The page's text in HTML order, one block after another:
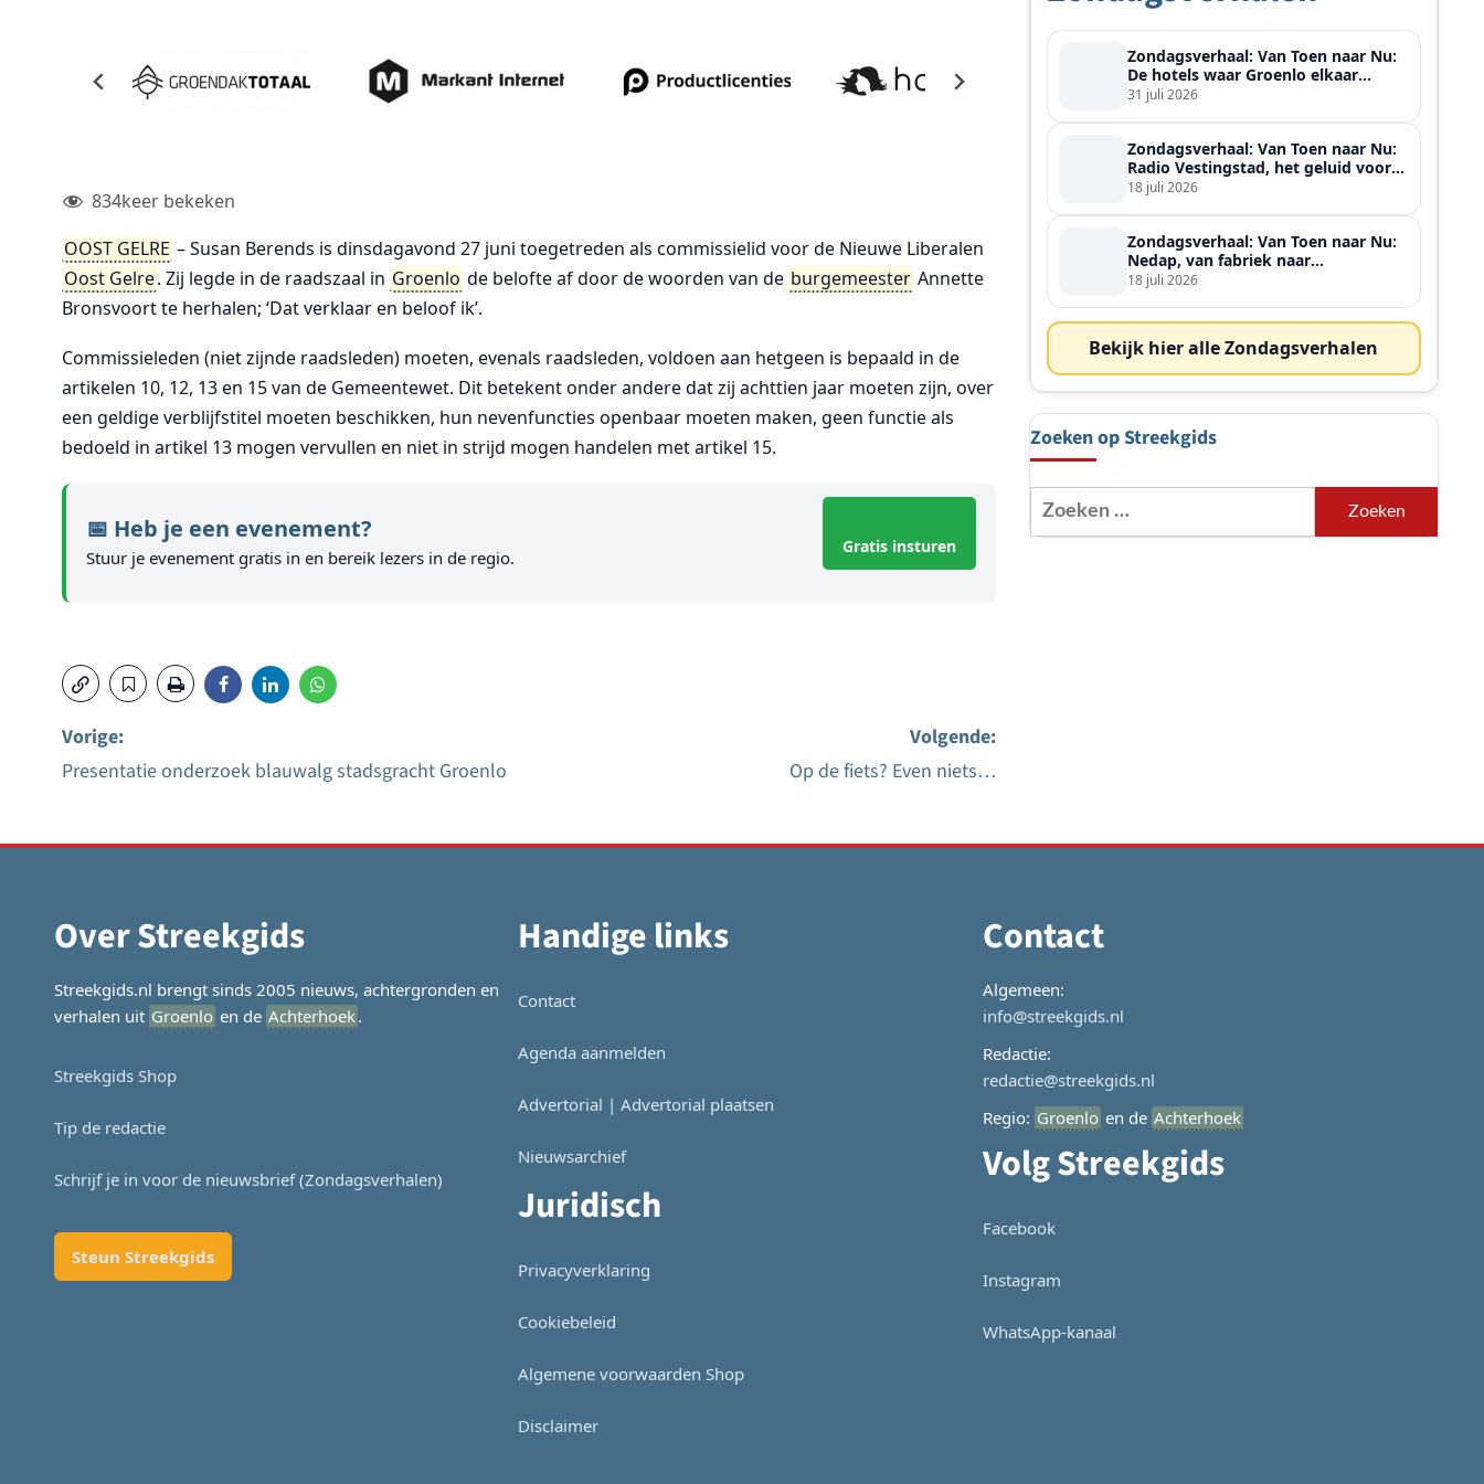
834keer bekeken
OOST GELRE – Susan Berends is dinsdagavond 27 juni toegetreden als commissielid voor de Nieuwe Liberalen
Oost Gelre. Zij legde in de raadszaal in Groenlo de belofte af door de woorden van de burgemeester Annette
Bronsvoort te herhalen; ‘Dat verklaar en beloof ik’.
Commissieleden (niet zijnde raadsleden) moeten, evenals raadsleden, voldoen aan hetgeen is bepaald in de
artikelen 10, 12, 13 en 15 van de Gemeentewet. Dit betekent onder andere dat zij achttien jaar moeten zijn, over
een geldige verblijfstitel moeten beschikken, hun nevenfuncties openbaar moeten maken, geen functie als
bedoeld in artikel 13 mogen vervullen en niet in strijd mogen handelen met artikel 15.
📅 Heb je een evenement?
Stuur je evenement gratis in en bereik lezers in de regio.
Gratis insturen
navigatie
Vorige:
Presentatie onderzoek blauwalg stadsgracht Groenlo
Volgende:
Op de fiets? Even niets…
Zondagsverhaal: Van Toen naar Nu:
De hotels waar Groenlo elkaar
ontmoette
31 juli 2026
Zondagsverhaal: Van Toen naar Nu:
Radio Vestingstad, het geluid voor
heel de streek
18 juli 2026
Zondagsverhaal: Van Toen naar Nu:
Nedap, van fabriek naar
wereldspeler
18 juli 2026
Bekijk hier alle Zondagsverhalen
Zoeken op Streekgids
Zoeken
naar:
Over Streekgids
Streekgids.nl brengt sinds 2005 nieuws, achtergronden en
verhalen uit Groenlo en de Achterhoek.
Streekgids Shop
Tip de redactie
Schrijf je in voor de nieuwsbrief (Zondagsverhalen)
Steun Streekgids
Handige links
Contact
Agenda aanmelden
Advertorial | Advertorial plaatsen
Nieuwsarchief
Juridisch
Privacyverklaring
Cookiebeleid
Algemene voorwaarden Shop
Disclaimer
Contact
Algemeen:
info@streekgids.nl
Redactie:
redactie@streekgids.nl
Regio: Groenlo en de Achterhoek
Volg Streekgids
Facebook
Instagram
WhatsApp-kanaal